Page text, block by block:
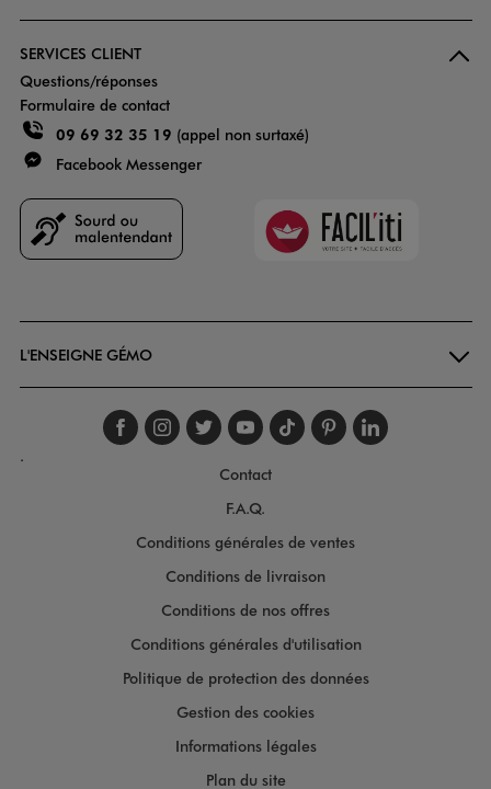
SERVICES CLIENT
Questions/réponses
Formulaire de contact
09 69 32 35 19 (appel non surtaxé)
Facebook Messenger
Faciliti
L'ENSEIGNE GÉMO
Suivez-nous sur
Suivez-nous sur
Suivez-nous sur
Suivez-nous
Suivez-nous
Suivez-
.
Contact
F.A.Q.
Conditions générales de ventes
Conditions de livraison
Conditions de nos offres
Conditions générales d'utilisation
Politique de protection des données
Gestion des cookies
Informations légales
Plan du site